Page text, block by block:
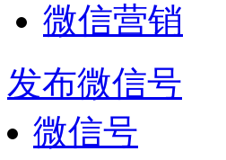
微信营销
发布微信号
微信号